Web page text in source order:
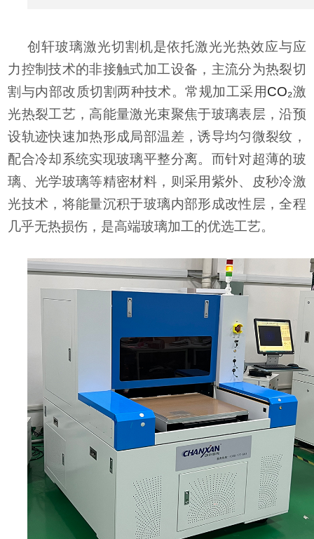
创轩玻璃激光切割机是依托激光光热效应与应
力控制技术的非接触式加工设备，主流分为热裂切
割与内部改质切割两种技术。常规加工采用CO₂激
光热裂工艺，高能量激光束聚焦于玻璃表层，沿预
设轨迹快速加热形成局部温差，诱导均匀微裂纹，
配合冷却系统实现玻璃平整分离。而针对超薄的玻
璃、光学玻璃等精密材料，则采用紫外、皮秒冷激
光技术，将能量沉积于玻璃内部形成改性层，全程
几乎无热损伤，是高端玻璃加工的优选工艺。